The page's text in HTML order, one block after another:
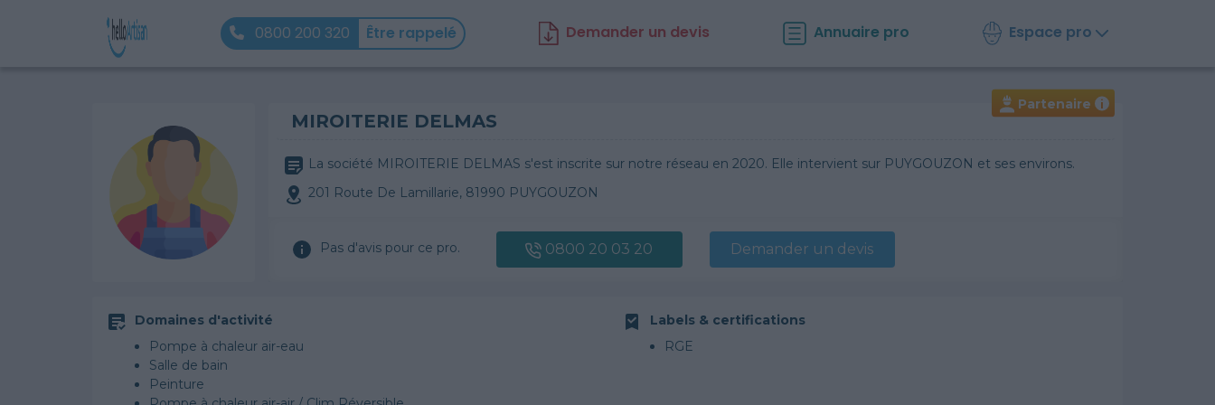
0800 200 320 Être rappelé Demander un devis Annuaire pro Espace pro
Partenaire i
MIROITERIE DELMAS
La société MIROITERIE DELMAS s'est inscrite sur notre réseau en 2020. Elle intervient sur PUYGOUZON et ses environs.
201 Route De Lamillarie, 81990 PUYGOUZON
Pas d'avis pour ce pro. 0800 20 03 20 Demander un devis
Domaines d'activité
Pompe à chaleur air-eau
Salle de bain
Peinture
Labels & certifications
RGE